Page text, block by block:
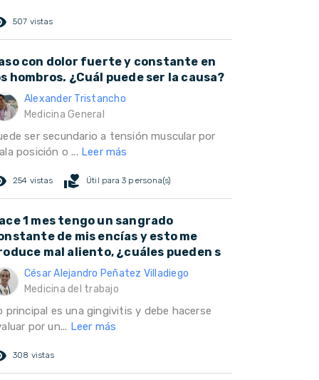
507 vistas
con dolor fuerte y constante en
hombros. ¿Cuál puede ser la causa?
Alexander Tristancho
Medicina General
ser secundario a tensión muscular por
posición o ... Leer más
254 vistas volunteer_activism Útil para 3 persona(s)
1 mes tengo un sangrado
de mis encías y esto me
mal aliento, ¿cuáles pueden s
César Alejandro Peñatez Villadiego
Medicina del trabajo
principal es una gingivitis y debe hacerse
por un... Leer más
308 vistas